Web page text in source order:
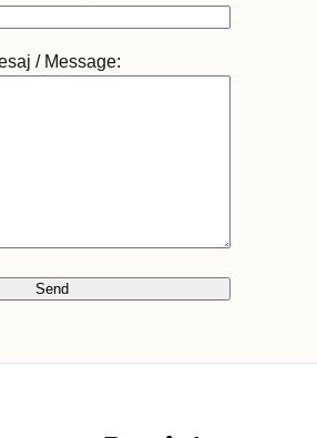
/ Message: